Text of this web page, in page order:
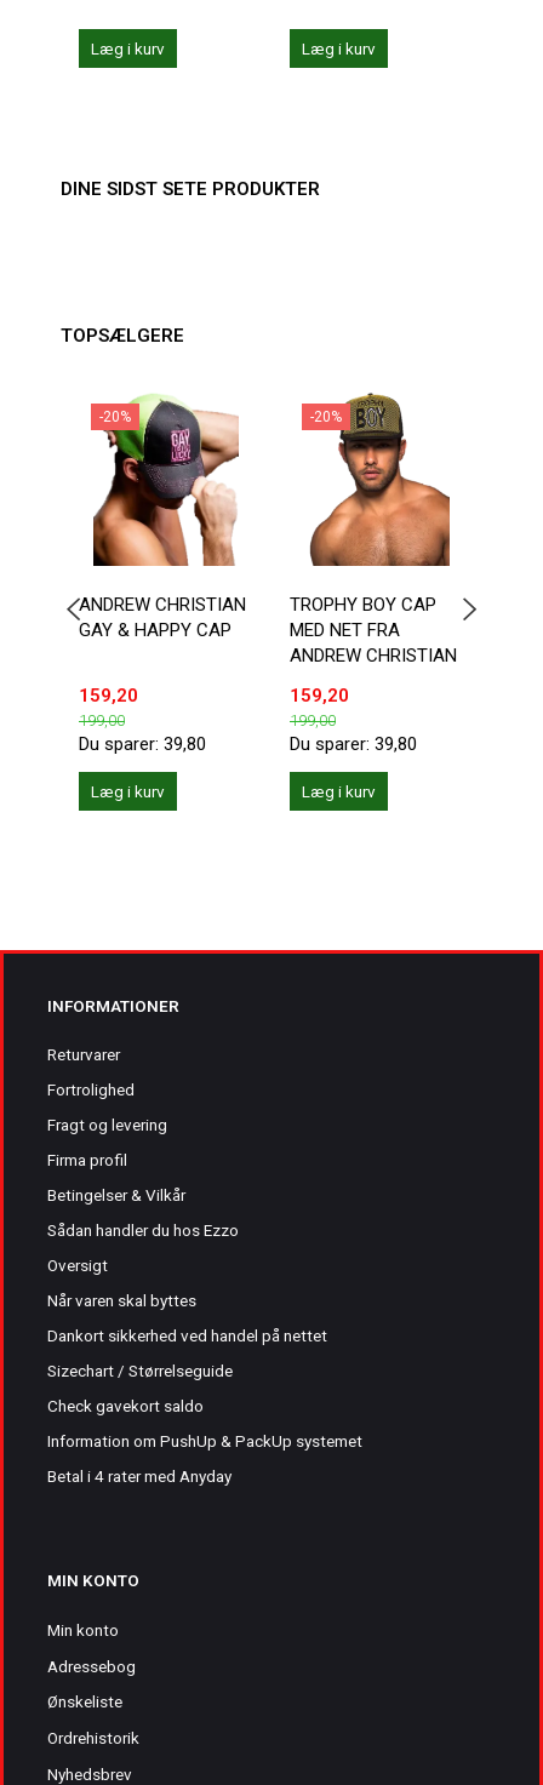
Læg i kurv Læg i kurv
DINE SIDST SETE PRODUKTER
TOPSÆLGERE
-20%
ANDREW CHRISTIAN
GAY & HAPPY CAP
159,20
199,00
Du sparer: 39,80
Læg i kurv
-20%
TROPHY BOY CAP
MED NET FRA
ANDREW CHRISTIAN
159,20
199,00
Du sparer: 39,80
Læg i kurv
INFORMATIONER
Returvarer
Fortrolighed
Fragt og levering
Firma profil
Betingelser & Vilkår
Sådan handler du hos Ezzo
Oversigt
Når varen skal byttes
Dankort sikkerhed ved handel på nettet
Sizechart / Størrelseguide
Check gavekort saldo
Information om PushUp & PackUp systemet
Betal i 4 rater med Anyday
MIN KONTO
Min konto
Adressebog
Ønskeliste
Ordrehistorik
Nyhedsbrev